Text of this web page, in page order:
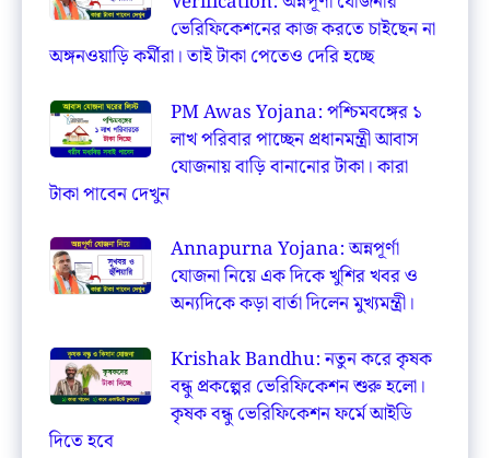
ভেরিফিকেশনের কাজ করতে চাইছেন না
অঙ্গনওয়াড়ি কর্মীরা। তাই টাকা পেতেও দেরি হচ্ছে
PM Awas Yojana: পশ্চিমবঙ্গের ১
লাখ পরিবার পাচ্ছেন প্রধানমন্ত্রী আবাস
যোজনায় বাড়ি বানানোর টাকা। কারা
টাকা পাবেন দেখুন
Annapurna Yojana: অন্নপূর্ণা
যোজনা নিয়ে এক দিকে খুশির খবর ও
অন্যদিকে কড়া বার্তা দিলেন মুখ্যমন্ত্রী।
Krishak Bandhu: নতুন করে কৃষক
বন্ধু প্রকল্পের ভেরিফিকেশন শুরু হলো।
কৃষক বন্ধু ভেরিফিকেশন ফর্মে আইডি
দিতে হবে